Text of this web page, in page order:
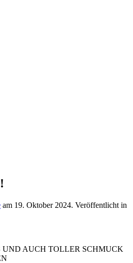
am 19. Oktober 2024. Veröffentlicht in
UND AUCH TOLLER SCHMUCK